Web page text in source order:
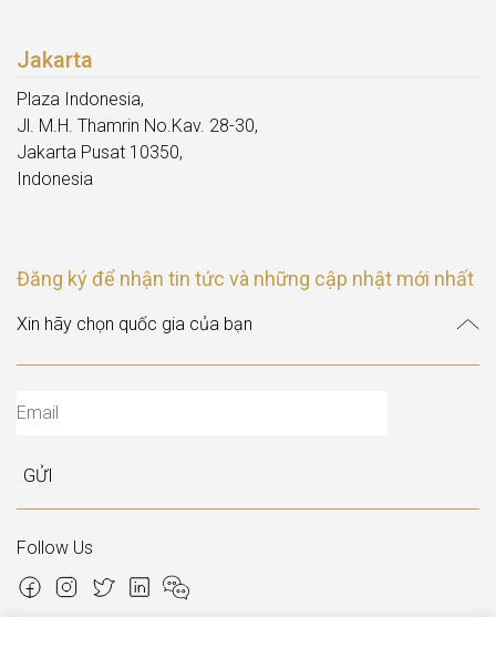
Jakarta
Plaza Indonesia,
Jl. M.H. Thamrin No.Kav. 28-30,
Jakarta Pusat 10350,
Indonesia
Đăng ký để nhận tin tức và những cập nhật mới nhất
GỬI
Follow Us